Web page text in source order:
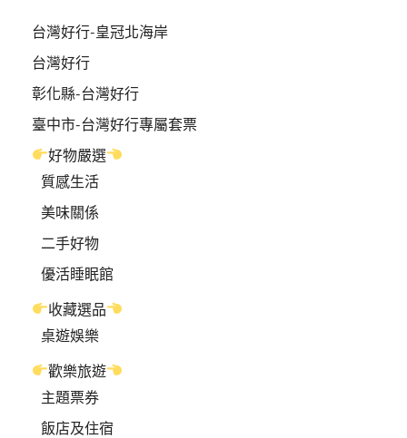
台灣好行-皇冠北海岸
台灣好行
彰化縣-台灣好行
臺中市-台灣好行專屬套票
好物嚴選
質感生活
美味關係
二手好物
優活睡眠館
收藏選品
桌遊娛樂
歡樂旅遊
主題票券
飯店及住宿